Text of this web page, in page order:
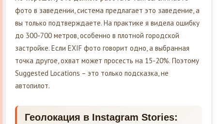
фото в заведении, система предлагает это заведение, а
вы только подтверждаете. На практике я видела ошибку
до 300-700 метров, особенно в плотной городской
застройке. Если EXIF фото говорит одно, а выбранная
точка другое, охват может просесть на 15-20%. Поэтому
Suggested Locations – это только подсказка, не
автопилот.
Геолокация в Instagram Stories: